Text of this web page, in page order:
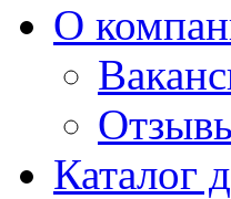
О
Каталог